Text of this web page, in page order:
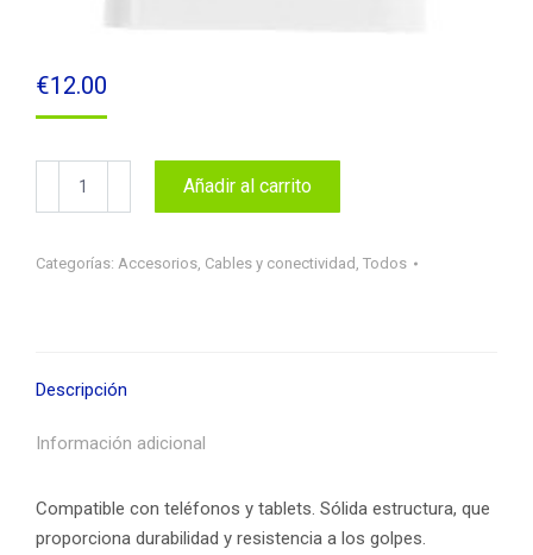
€12.00
iPhone
Añadir al carrito
Categorías: Accesorios Cables y conectividad Todos
Descripción
Información adicional
Compatible con teléfonos y tablets. Sólida estructura, que
proporciona durabilidad y resistencia a los golpes.